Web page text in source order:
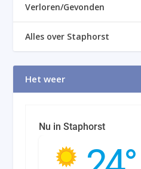
Verloren/Gevonden
Alles over Staphorst
Het weer